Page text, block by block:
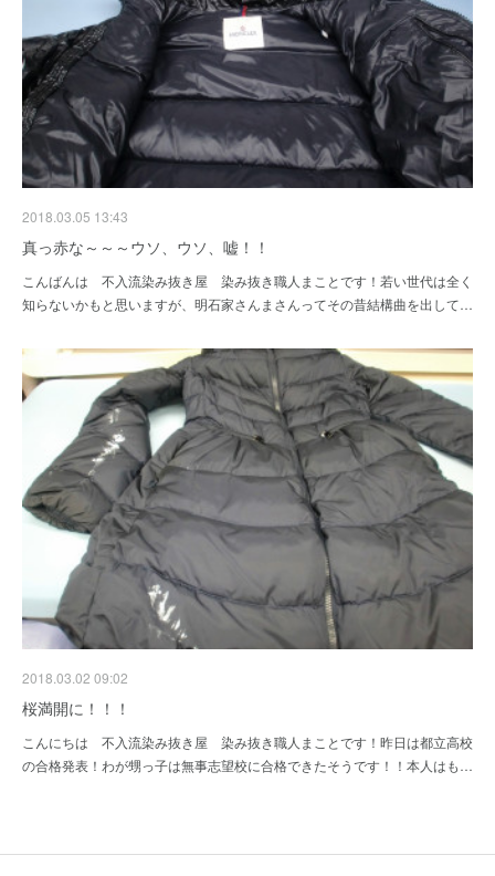
2018.03.05 13:43
真っ赤な～～～ウソ、ウソ、嘘！！
こんばんは 不入流染み抜き屋 染み抜き職人まことです！若い世代は全く
知らないかもと思いますが、明石家さんまさんってその昔結構曲を出して…
2018.03.02 09:02
桜満開に！！！
こんにちは 不入流染み抜き屋 染み抜き職人まことです！昨日は都立高校
の合格発表！わが甥っ子は無事志望校に合格できたそうです！！本人はも…